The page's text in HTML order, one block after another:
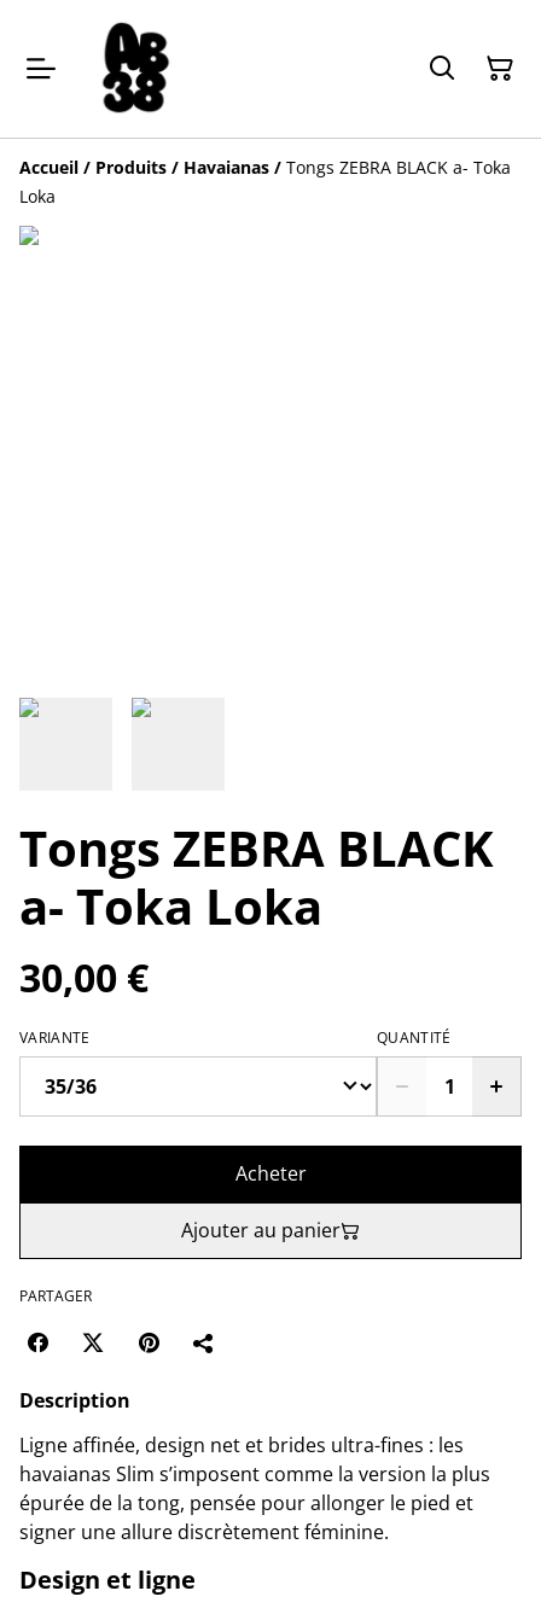
Accueil / Produits / Havaianas / Tongs ZEBRA BLACK a- Toka
Loka
Tongs ZEBRA BLACK
a- Toka Loka
30,00 €
VARIANTE QUANTITÉ
Acheter
Ajouter au panier
PARTAGER
Description
Ligne affinée, design net et brides ultra-fines : les
havaianas Slim s’imposent comme la version la plus
épurée de la tong, pensée pour allonger le pied et
signer une allure discrètement féminine.
Design et ligne